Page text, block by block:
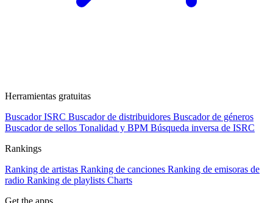
Herramientas gratuitas
Buscador ISRC Buscador de distribuidores Buscador de géneros
Buscador de sellos Tonalidad y BPM Búsqueda inversa de ISRC
Rankings
Ranking de artistas Ranking de canciones Ranking de emisoras de
radio Ranking de playlists Charts
Get the apps